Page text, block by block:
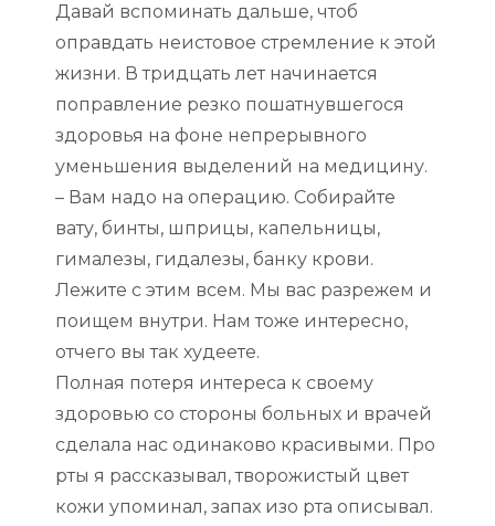
Давай вспоминать дальше, чтоб
оправдать неистовое стремление к этой
жизни. В тридцать лет начинается
поправление резко пошатнувшегося
здоровья на фоне непрерывного
уменьшения выделений на медицину.
– Вам надо на операцию. Собирайте
вату, бинты, шприцы, капельницы,
гималезы, гидалезы, банку крови.
Лежите с этим всем. Мы вас разрежем и
поищем внутри. Нам тоже интересно,
отчего вы так худеете.
Полная потеря интереса к своему
здоровью со стороны больных и врачей
сделала нас одинаково красивыми. Про
рты я рассказывал, творожистый цвет
кожи упоминал, запах изо рта описывал.